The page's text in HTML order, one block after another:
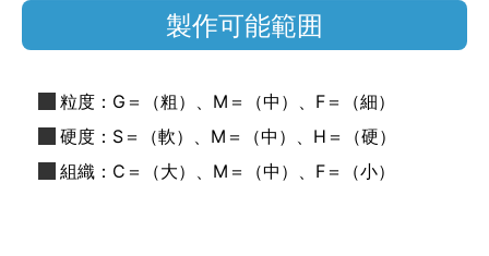
製作可能範囲
粒度：G＝（粗）、M＝（中）、F＝（細）
硬度：S＝（軟）、M＝（中）、H＝（硬）
組織：C＝（大）、M＝（中）、F＝（小）